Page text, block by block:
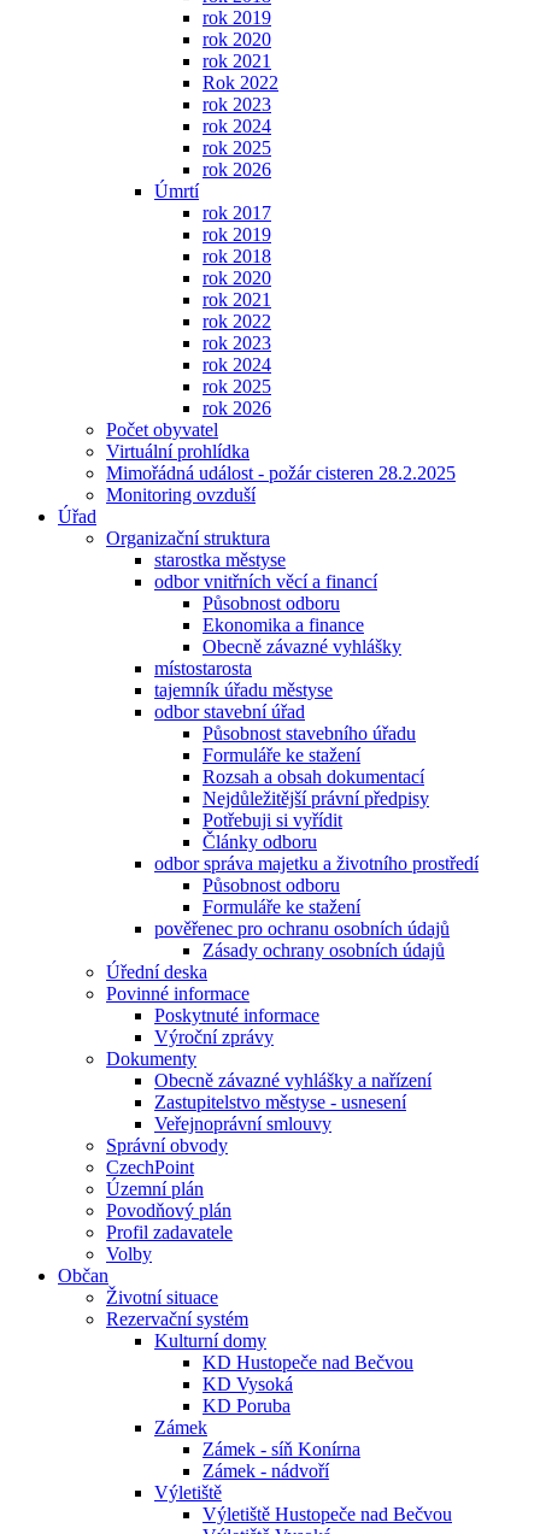
rok 2019
rok 2020
rok 2021
Rok 2022
rok 2023
rok 2024
rok 2025
rok 2026
Úmrtí
rok 2017
rok 2019
rok 2018
rok 2020
rok 2021
rok 2022
rok 2023
rok 2024
rok 2025
rok 2026
Počet obyvatel
Virtuální prohlídka
Mimořádná událost - požár cisteren 28.2.2025
Monitoring ovzduší
Úřad
Organizační struktura
starostka městyse
odbor vnitřních věcí a financí
Působnost odboru
Ekonomika a finance
Obecně závazné vyhlášky
místostarosta
tajemník úřadu městyse
odbor stavební úřad
Působnost stavebního úřadu
Formuláře ke stažení
Rozsah a obsah dokumentací
Nejdůležitější právní předpisy
Potřebuji si vyřídit
Články odboru
odbor správa majetku a životního prostředí
Působnost odboru
Formuláře ke stažení
pověřenec pro ochranu osobních údajů
Zásady ochrany osobních údajů
Úřední deska
Povinné informace
Poskytnuté informace
Výroční zprávy
Dokumenty
Obecně závazné vyhlášky a nařízení
Zastupitelstvo městyse - usnesení
Veřejnoprávní smlouvy
Správní obvody
CzechPoint
Územní plán
Povodňový plán
Profil zadavatele
Volby
Občan
Životní situace
Rezervační systém
Kulturní domy
KD Hustopeče nad Bečvou
KD Vysoká
KD Poruba
Zámek
Zámek - síň Konírna
Zámek - nádvoří
Výletiště
Výletiště Hustopeče nad Bečvou